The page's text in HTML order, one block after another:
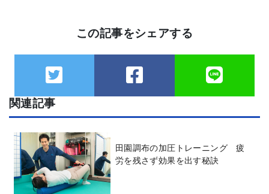
この記事をシェアする
関連記事
田園調布の加圧トレーニング 疲
労を残さず効果を出す秘訣